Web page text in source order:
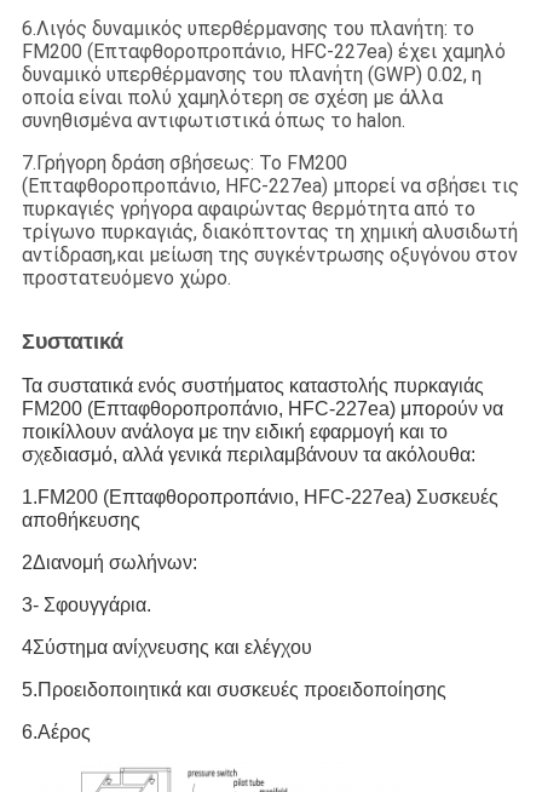
6.Λιγός δυναμικός υπερθέρμανσης του πλανήτη: το
FM200 (Επταφθοροπροπάνιο, HFC-227ea) έχει χαμηλό
δυναμικό υπερθέρμανσης του πλανήτη (GWP) 0.02, η
οποία είναι πολύ χαμηλότερη σε σχέση με άλλα
συνηθισμένα αντιφωτιστικά όπως το halon.
7.Γρήγορη δράση σβήσεως: Το FM200
(Επταφθοροπροπάνιο, HFC-227ea) μπορεί να σβήσει τις
πυρκαγιές γρήγορα αφαιρώντας θερμότητα από το
τρίγωνο πυρκαγιάς, διακόπτοντας τη χημική αλυσιδωτή
αντίδραση,και μείωση της συγκέντρωσης οξυγόνου στον
προστατευόμενο χώρο.
Συστατικά
Τα συστατικά ενός συστήματος καταστολής πυρκαγιάς
FM200 (Επταφθοροπροπάνιο, HFC-227ea) μπορούν να
ποικίλλουν ανάλογα με την ειδική εφαρμογή και το
σχεδιασμό, αλλά γενικά περιλαμβάνουν τα ακόλουθα:
1.FM200 (Επταφθοροπροπάνιο, HFC-227ea) Συσκευές
αποθήκευσης
2Διανομή σωλήνων:
3- Σφουγγάρια.
4Σύστημα ανίχνευσης και ελέγχου
5.Προειδοποιητικά και συσκευές προειδοποίησης
6.Αέρος